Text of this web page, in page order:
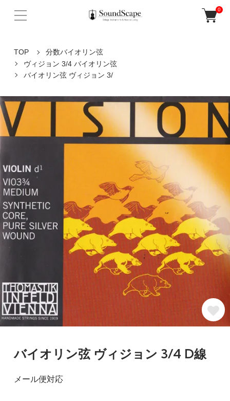
0
TOP
分数バイオリン弦
ヴィジョン 3/4 バイオリン弦
バイオリン弦 ヴィジョン 3/
バイオリン弦 ヴィジョン 3/4 D線
メール便対応